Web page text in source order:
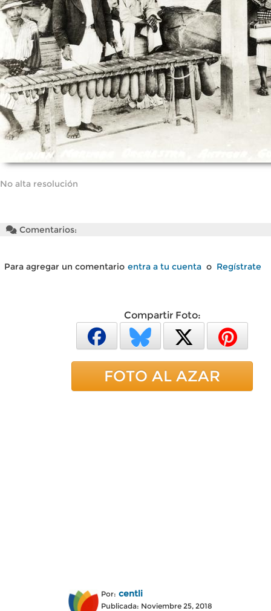
No alta resolución
Comentarios:
Para agregar un comentario entra a tu cuenta o Regístrate
Compartir Foto:
FOTO AL AZAR
Por: centli
Publicada: Noviembre 25, 2018